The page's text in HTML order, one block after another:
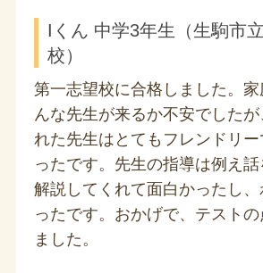
Iくん 中学3年生（生駒市
校）
第一志望校に合格しました。
んな先生が来るか不安でしたが
れた先生はとてもフレンドリ
ったです。先生の指導は例え
解説してくれて面白かったし
ったです。おかげで、テストの
ました。